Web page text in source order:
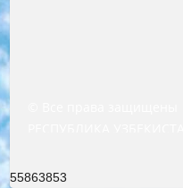
55863853